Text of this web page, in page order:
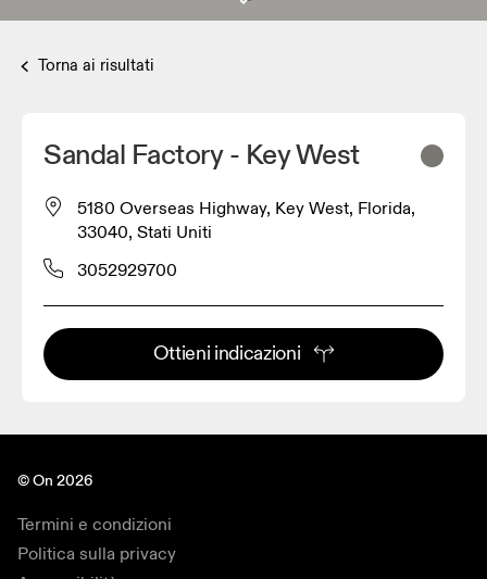
Torna ai risultati
Sandal Factory - Key West
5180 Overseas Highway, Key West, Florida,
33040, Stati Uniti
3052929700
Ottieni indicazioni
© On 2026
Termini e condizioni
Politica sulla privacy